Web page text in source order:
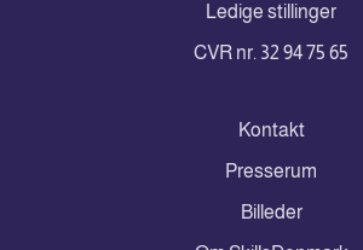
Ledige stillinger
CVR nr. 32 94 75 65
Kontakt
Presserum
Billeder